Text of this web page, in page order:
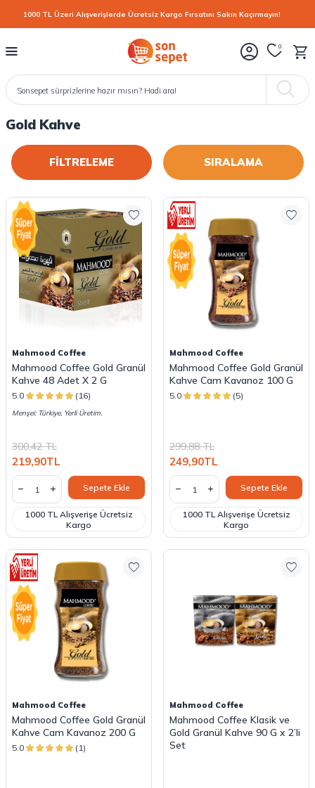
1000 TL Üzeri Alışverişlerde Ücretsiz Kargo Fırsatını Sakın Kaçırmayın!
0
Gold Kahve
FİLTRELEME
Mahmood Coffee
Mahmood Coffee Gold Granül
Kahve 48 Adet X 2 G
5.0 (16)
Menşei: Türkiye, Yerli Üretim.
300,42TL
219,90TL
Sepete Ekle
1000 TL Alışverişe Ücretsiz
Kargo
Mahmood Coffee
Mahmood Coffee Gold Granül
Kahve Cam Kavanoz 100 G
5.0 (5)
299,88TL
249,90TL
Sepete Ekle
1000 TL Alışverişe Ücretsiz
Kargo
Mahmood Coffee
Mahmood Coffee Gold Granül
Kahve Cam Kavanoz 200 G
5.0 (1)
Mahmood Coffee
Mahmood Coffee Klasik ve
Gold Granül Kahve 90 G x 2’li
Set